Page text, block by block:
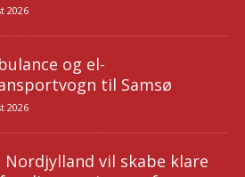
2026
og el-
til Samsø
2026
Nordjylland vil skabe klare